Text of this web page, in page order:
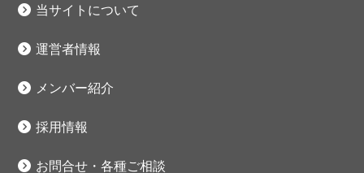
当サイトについて
運営者情報
メンバー紹介
採用情報
お問合せ・各種ご相談